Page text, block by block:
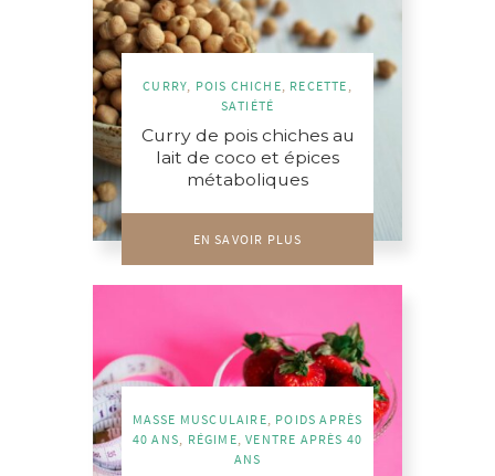
CURRY POIS CHICHE RECETTE
SATIÉTÉ
Curry de pois chiches au
lait de coco et épices
métaboliques
EN SAVOIR PLUS
MASSE MUSCULAIRE POIDS APRÈS
40 ANS
RÉGIME ,VENTRE APRÈS 40
ANS